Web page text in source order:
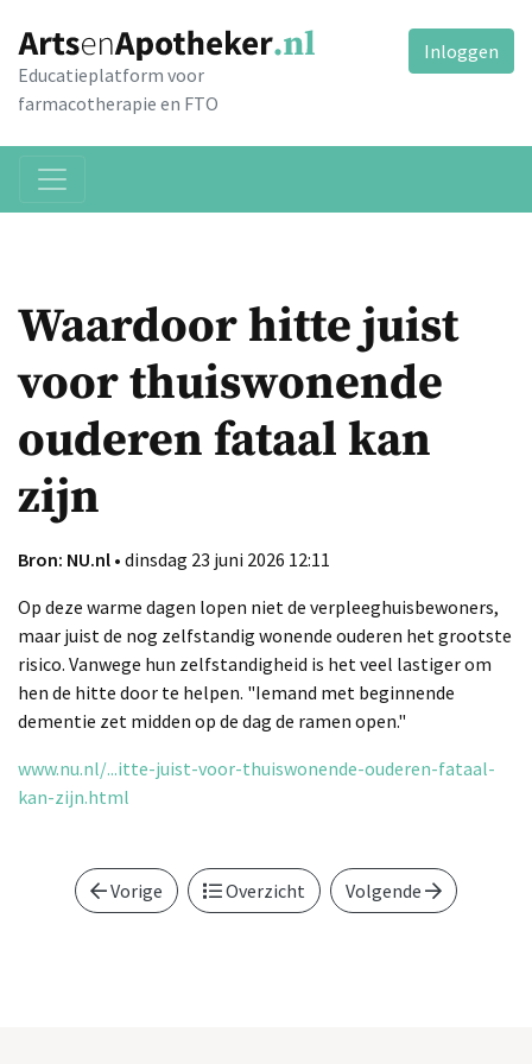
Educatieplatform voor
farmacotherapie en FTO
Inloggen
Waardoor hitte juist
voor thuiswonende
ouderen fataal kan
zijn
Bron: NU.nl • dinsdag 23 juni 2026 12:11
Op deze warme dagen lopen niet de verpleeghuisbewoners,
maar juist de nog zelfstandig wonende ouderen het grootste
risico. Vanwege hun zelfstandigheid is het veel lastiger om
hen de hitte door te helpen. "Iemand met beginnende
dementie zet midden op de dag de ramen open."
www.nu.nl/...itte-juist-voor-thuiswonende-ouderen-fataal-
kan-zijn.html
Vorige Overzicht Volgende